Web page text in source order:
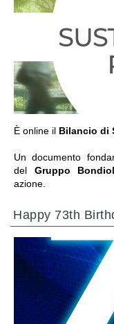
È online il Bilancio di
Un documento
del Gruppo
azione.
Happy 73th